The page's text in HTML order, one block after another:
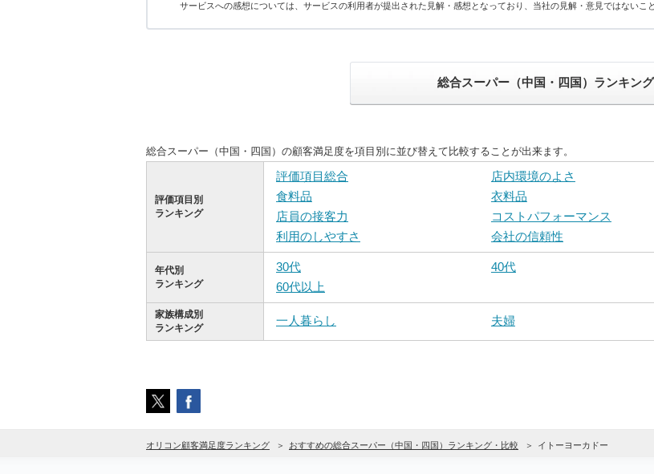
サービスへの感想については、サービスの利用者が提出された見解・感想となっており、当社の見解・意見ではないこ
総合スーパー（中国・四国）ランキン
総合スーパー（中国・四国）の顧客満足度を項目別に並び替えて比較することが出来ます。
評価項目別
ランキング
評価項目総合 店内環境のよさ
食料品
衣料品
店員の接客力
コストパフォーマンス
利用のしやすさ
会社の信頼性
年代別
ランキング
30代 40代
60代以上
家族構成別
ランキング
一人暮らし 夫婦
オリコン顧客満足度ランキング おすすめの総合スーパー（中国・四国）ランキング・比較 イトーヨーカドー